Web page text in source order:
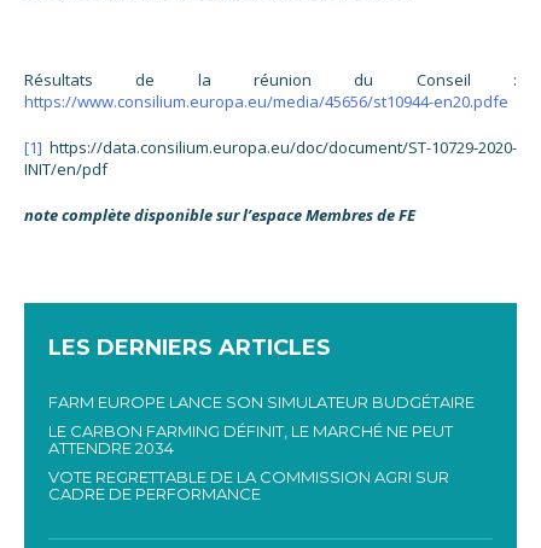
Résultats de la réunion du Conseil :
https://www.consilium.europa.eu/media/45656/st10944-en20.pdfe
[1] https://data.consilium.europa.eu/doc/document/ST-10729-2020-
INIT/en/pdf
note complète disponible sur l’espace Membres de FE
LES DERNIERS ARTICLES
FARM EUROPE LANCE SON SIMULATEUR BUDGÉTAIRE
LE CARBON FARMING DÉFINIT, LE MARCHÉ NE PEUT
ATTENDRE 2034
VOTE REGRETTABLE DE LA COMMISSION AGRI SUR
CADRE DE PERFORMANCE